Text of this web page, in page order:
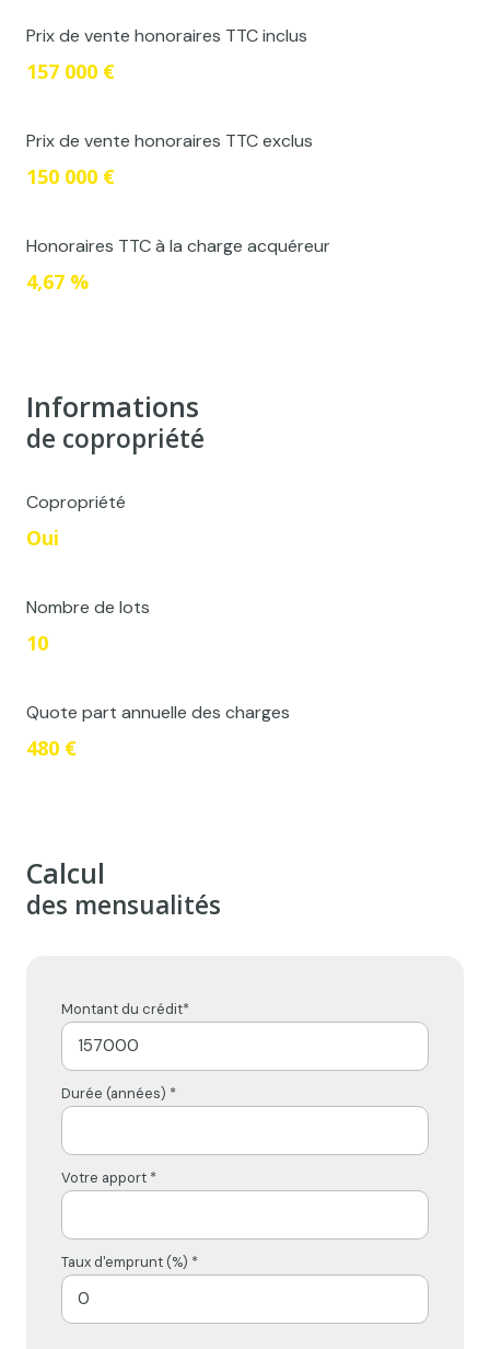
Prix de vente honoraires TTC inclus
157 000 €
Prix de vente honoraires TTC exclus
150 000 €
Honoraires TTC à la charge acquéreur
4,67 %
Informations
de copropriété
Copropriété
Oui
Nombre de lots
10
Quote part annuelle des charges
480 €
Calcul
des mensualités
Montant du crédit*
Durée (années) *
Votre apport *
Taux d'emprunt (%) *